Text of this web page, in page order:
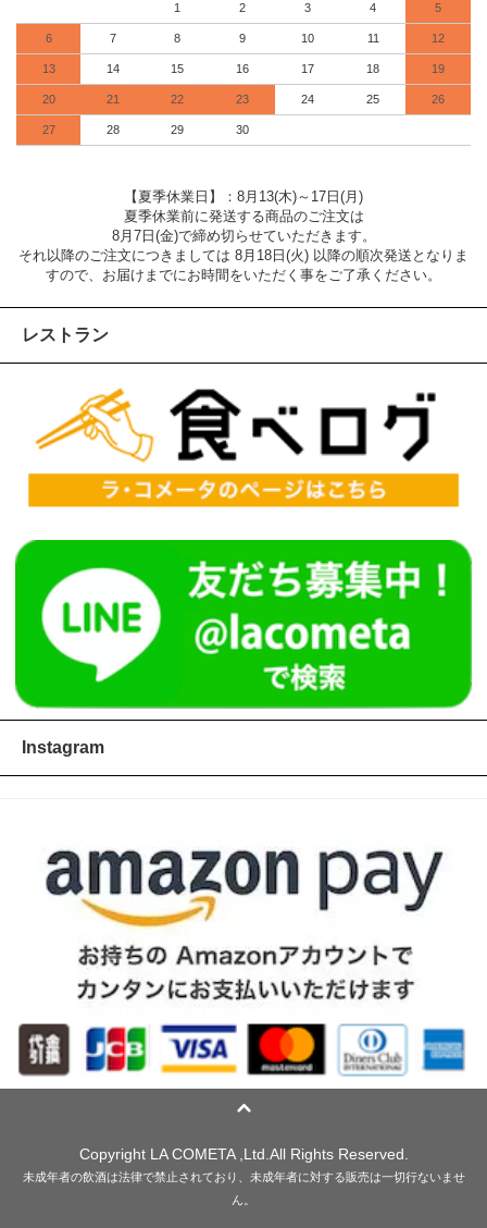
1 2 3 4 5
6 7 8 9 10 11 12
13 14 15 16 17 18 19
20 21 22 23 24 25 26
27 28 29 30
【夏季休業日】：8月13(木)～17日(月)
夏季休業前に発送する商品のご注文は
8月7日(金)で締め切らせていただきます。
それ以降のご注文につきましては 8月18日(火) 以降の順次発送となりま
すので、お届けまでにお時間をいただく事をご了承ください。
レストラン
Instagram
Copyright LA COMETA ,Ltd.All Rights Reserved.
未成年者の飲酒は法律で禁止されており、未成年者に対する販売は一切行ないませ
ん。